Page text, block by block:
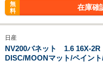
無
料
在庫確
日産
NV200バネット 1.6 16X-
DISC/MOONマット/ペイン